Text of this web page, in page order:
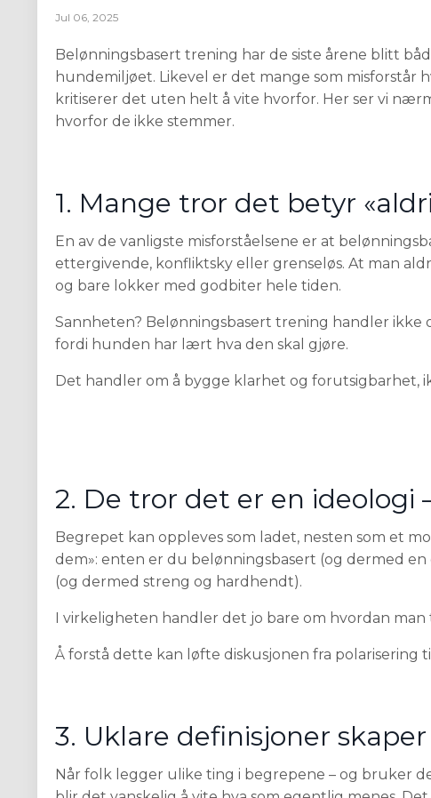
Jul 06, 2025
Belønningsbasert trening har de siste årene blitt
hundemiljøet. Likevel er det mange som misforstår
kritiserer det uten helt å vite hvorfor. Her ser vi
hvorfor de ikke stemmer.
1. Mange tror det betyr
En av de vanligste misforståelsene er at
ettergivende, konfliktsky eller grenseløs. At man
og bare lokker med godbiter hele tiden.
Sannheten? Belønningsbasert trening handler ikke
fordi hunden har lært hva den skal gjøre.
Det handler om å bygge klarhet og forutsigbarhet,
2. De tror det er en ideologi
Begrepet kan oppleves som ladet, nesten som et
dem»: enten er du belønningsbasert (og dermed
(og dermed streng og hardhendt).
I virkeligheten handler det jo bare om hvordan
Å forstå dette kan løfte diskusjonen fra polarisering
3. Uklare definisjoner
Når folk legger ulike ting i begrepene – og bruker